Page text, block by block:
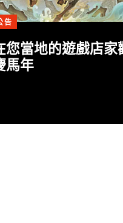
告
您當地的遊戲店家
馬年